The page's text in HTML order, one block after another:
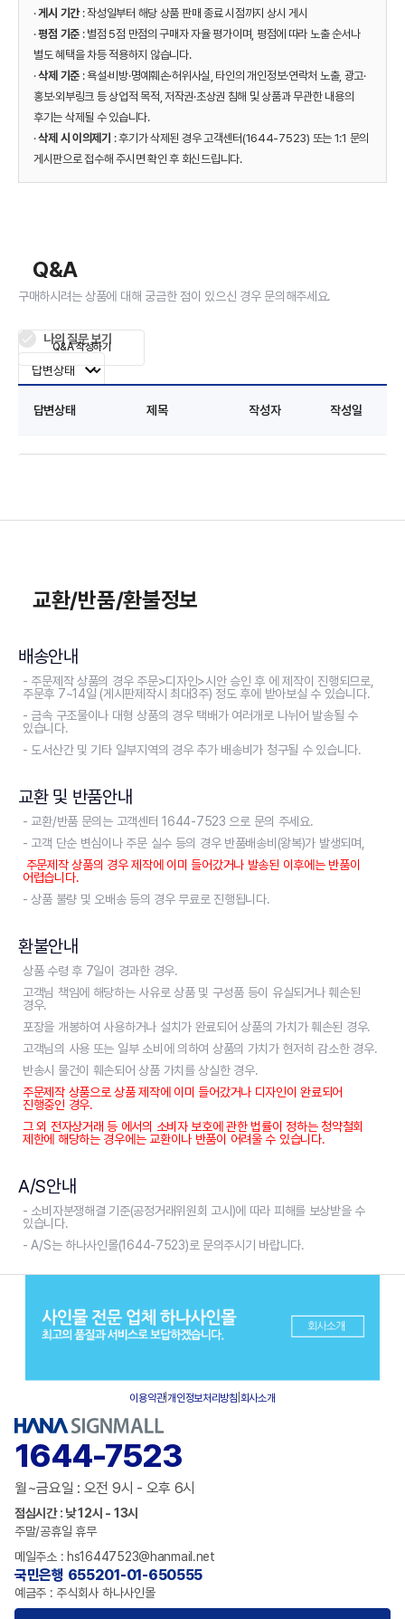
·게시 기간: 작성일부터 해당 상품 판매 종료 시점까지 상시 게시
·평점 기준 : 별점 5점 만점의 구매자 자율 평가이며, 평점에 따라 노출 순서나
별도 혜택을 차등 적용하지 않습니다.
·삭제 기준 : 욕설·비방·명예훼손·허위사실, 타인의 개인정보·연락처 노출, 광고·
홍보·외부링크 등 상업적 목적, 저작권·초상권 침해 및 상품과 무관한 내용의
후기는 삭제될 수 있습니다.
·삭제 시 이의제기 : 후기가 삭제된 경우 고객센터(1644-7523) 또는 1:1 문의
게시판으로 접수해 주시면 확인 후 회신드립니다.
Q&A
구매하시려는 상품에 대해 궁금한 점이 있으신 경우 문의해주세요.
나의 질문 보기
답변상태 제목 작성자 작성일
Q&A 작성하기
교환/반품/환불정보
배송안내
- 주문제작 상품의 경우 주문>디자인>시안 승인 후 에 제작이 진행되므로,
주문후 7~14일 (게시판제작시 최대3주) 정도 후에 받아보실 수 있습니다.
- 금속 구조물이나 대형 상품의 경우 택배가 여러개로 나뉘어 발송될 수
있습니다.
- 도서산간 및 기타 일부지역의 경우 추가 배송비가 청구될 수 있습니다.
교환 및 반품안내
- 교환/반품 문의는 고객센터 1644-7523 으로 문의 주세요.
- 고객 단순 변심이나 주문 실수 등의 경우 반품배송비(왕복)가 발생되며,
주문제작 상품의 경우 제작에 이미 들어갔거나 발송된 이후에는 반품이
어렵습니다.
- 상품 불량 및 오배송 등의 경우 무료로 진행됩니다.
환불안내
상품 수령 후 7일이 경과한 경우.
고객님 책임에 해당하는 사유로 상품 및 구성품 등이 유실되거나 훼손된
경우.
포장을 개봉하여 사용하거나 설치가 완료되어 상품의 가치가 훼손된 경우.
고객님의 사용 또는 일부 소비에 의하여 상품의 가치가 현저히 감소한 경우.
반송시 물건이 훼손되어 상품 가치를 상실한 경우.
주문제작 상품으로 상품 제작에 이미 들어갔거나 디자인이 완료되어
진행중인 경우.
그 외 전자상거래 등 에서의 소비자 보호에 관한 법률이 정하는 청약철회
제한에 해당하는 경우에는 교환이나 반품이 어려울 수 있습니다.
A/S안내
- 소비자분쟁해결 기준(공정거래위원회 고시)에 따라 피해를 보상받을 수
있습니다.
- A/S는 하나사인몰(1644-7523)로 문의주시기 바랍니다.
이용약관|개인정보처리방침 회사소개
1644-7523
월~금요일 : 오전 9시 - 오후 6시
점심시간 : 낮 12시 - 13시
주말/공휴일 휴무
메일주소 : hs16447523@hanmail.net
국민은행 655201-01-650555
예금주 : 주식회사 하나사인몰